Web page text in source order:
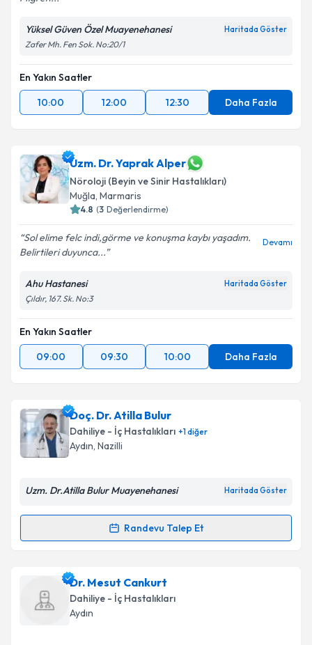
Kişisel verilerimin işlenmesine ilişkin
Aydınlatma
Metni'ni okudum ve kişisel verilerimin belirtilen
Takvim Talebini Gönder
Yüksel Güven Özel Muayenehanesi Haritada Göster
Zafer Mh. Fen Sok. No:20/1
En Yakın Saatler
10:00
12:00 12:30 Daha Fazla
Uzm. Dr. Yaprak Alper
Nöroloji (Beyin ve Sinir Hastalıkları)
Muğla, Marmaris
4.8 (3 Değerlendirme)
Sol elime felc indi,görme ve konuşma kaybı yaşadım.
Belirtileri duyunca...
Devamı
Ahu Hastanesi Haritada Göster
Çıldır, 167. Sk. No:3
En Yakın Saatler
09:00
09:30 10:00 Daha Fazla
Doç. Dr. Atilla Bulur
Dahiliye - İç Hastalıkları +1diğer
Aydın, Nazilli
Uzm. Dr.Atilla Bulur Muayenehanesi Haritada Göster
Randevu Talep Et
Randevu Takvimi Talebi
Doç. Dr. Atilla Buluriçin randevu takvimi talebi
oluşturun. Size bu uzmandan randevu almanız için bir
takvim hazırlandığında e-posta ile bilgilendireceğiz.
Dr. Mesut Cankurt
Dahiliye - İç Hastalıkları
Aydın